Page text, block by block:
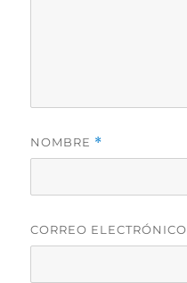
NOMBRE *
CORREO ELECTRÓNICO